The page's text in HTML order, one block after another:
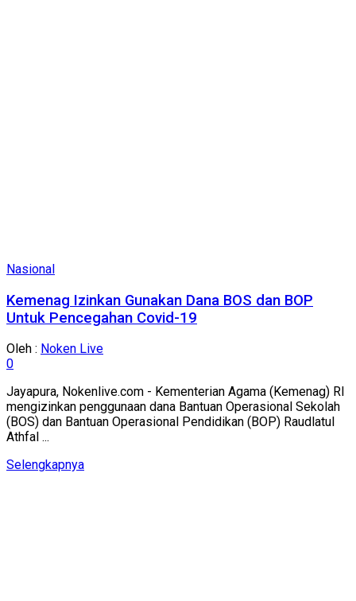
Nasional
Kemenag Izinkan Gunakan Dana BOS dan BOP
Untuk Pencegahan Covid-19
Oleh : Noken Live
0
Jayapura, Nokenlive.com - Kementerian Agama (Kemenag) RI
mengizinkan penggunaan dana Bantuan Operasional Sekolah
(BOS) dan Bantuan Operasional Pendidikan (BOP) Raudlatul
Athfal ...
SelengkapnyaDetails